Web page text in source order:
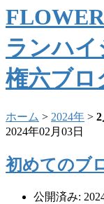
ランハ
権六ブロ
ホーム > 2024年 > 2
2024年02月03日
初めてのブ
公開済み: